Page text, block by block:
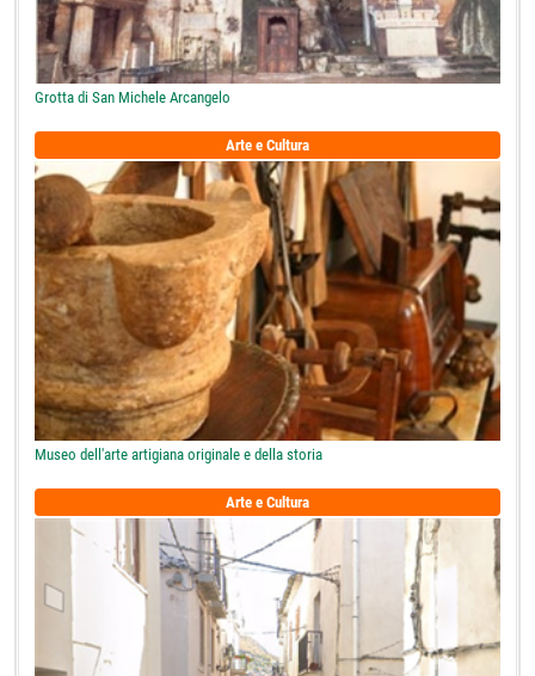
Grotta di San Michele Arcangelo
Arte e Cultura
Museo dell'arte artigiana originale e della storia
Arte e Cultura